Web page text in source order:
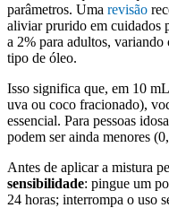
parâmetros. Uma revisão
aliviar prurido em cuidados
a 2% para adultos, variando
tipo de óleo.
Isso significa que, em 10
uva ou coco fracionado),
essencial. Para pessoas
podem ser ainda menores
Antes de aplicar a mistura
sensibilidade: pingue um
24 horas; interrompa o uso